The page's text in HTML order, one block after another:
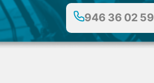
946 36 02 59